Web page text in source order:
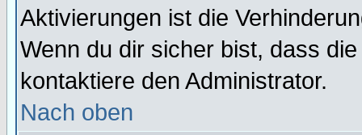
Aktivierungen ist die
Wenn du dir sicher bist, dass
kontaktiere den Administrator.
Nach oben